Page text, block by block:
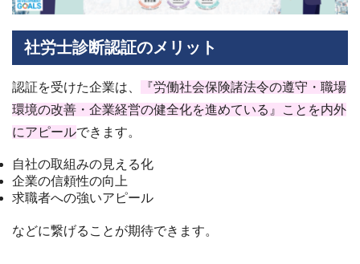
社労士診断認証のメリット
認証を受けた企業は、
『労働社会保険諸法令の遵守・職場
環境の改善・企業経営の健全化を進めている』ことを内外
にアピールできます。
自社の取組みの見える化
企業の信頼性の向上
求職者への強いアピール
などに繋げることが期待できます。